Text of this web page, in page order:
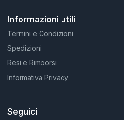
Informazioni utili
Termini e Condizioni
Spedizioni
Resi e Rimborsi
Informativa Privacy
Seguici